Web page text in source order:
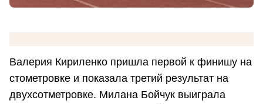
Валерия Кириленко пришла первой к финишу на
стометровке и показала третий результат на
двухсотметровке. Милана Бойчук выиграла